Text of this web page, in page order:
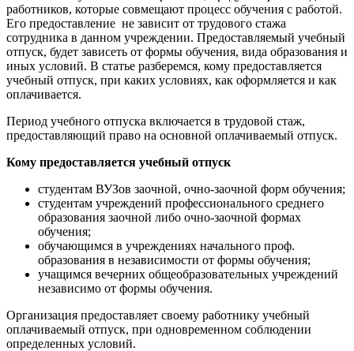
работников, которые совмещают процесс обучения с работой.
Его предоставление не зависит от трудового стажа
сотрудника в данном учреждении. Предоставляемый учебный
отпуск, будет зависеть от формы обучения, вида образования и
иных условий. В статье разберемся, кому предоставляется
учебный отпуск, при каких условиях, как оформляется и как
оплачивается.
Период учебного отпуска включается в трудовой стаж,
предоставляющий право на основной оплачиваемый отпуск.
Кому предоставляется учебный отпуск
студентам ВУЗов заочной, очно-заочной форм обучения;
студентам учреждений профессионального среднего
образования заочной либо очно-заочной формах
обучения;
обучающимся в учреждениях начального проф.
образования в независимости от формы обучения;
учащимся вечерних общеобразовательных учреждений
независимо от формы обучения.
Организация предоставляет своему работнику учебный
оплачиваемый отпуск, при одновременном соблюдении
определенных условий.